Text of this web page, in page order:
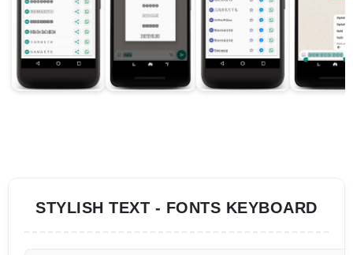
STYLISH TEXT - FONTS KEYBOARD